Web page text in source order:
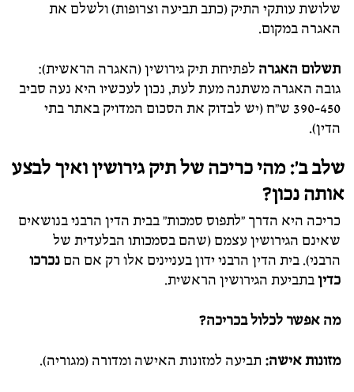
שלושת עותקי התיק (כתב תביעה וצרופות) ולשלם את
האגרה במקום.
תשלום האגרה לפתיחת תיק גירושין (האגרה הראשית):
גובה האגרה משתנה מעת לעת, נכון לעכשיו היא נעה סביב
390-450 ש"ח (יש לבדוק את הסכום המדויק באתר בתי
הדין).
שלב ב': מהי כריכה של תיק גירושין ואיך לבצע
אותה נכון?
כריכה היא הדרך "לתפוס סמכות" בבית הדין הרבני בנושאים
שאינם הגירושין עצמם (שהם בסמכותו הבלעדית של
הרבני). בית הדין הרבני ידון בעניינים אלו רק אם הם נכרכו
כדיןבתביעת הגירושין הראשית.
מה אפשר לכלול בכריכה?
מזונות אישה: תביעה למזונות האישה ומדורה (מגוריה).